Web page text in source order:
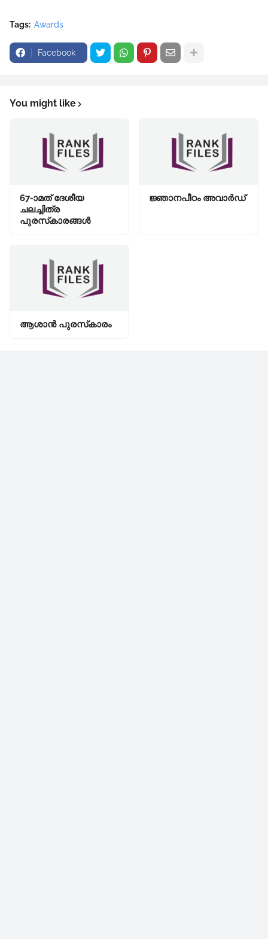
Tags: Awards
Facebook
You might like
67-ാമത് ദേശീയ
ചലച്ചിത്ര
പുരസ്‌കാരങ്ങള്‍
ജ്ഞാനപീഠം അവാർഡ്
ആശാൻ പുരസ്‌കാരം